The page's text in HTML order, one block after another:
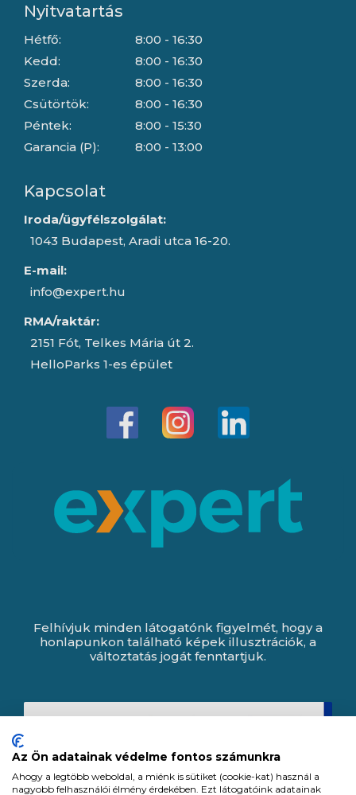
Nyitvatartás
Hétfő:
Kedd:
Szerda:
Csütörtök:
Péntek:
Garancia (P):
8:00 - 16:30
8:00 - 16:30
8:00 - 16:30
8:00 - 16:30
8:00 - 15:30
8:00 - 13:00
Kapcsolat
Iroda/ügyfélszolgálat:
1043 Budapest, Aradi utca 16-20.
E-mail:
info@expert.hu
RMA/raktár:
2151 Fót, Telkes Mária út 2.
HelloParks 1-es épület
Felhívjuk minden látogatónk figyelmét, hogy a
honlapunkon található képek illusztrációk, a
változtatás jogát fenntartjuk.
Az Ön adatainak védelme fontos számunkra
Ahogy a legtöbb weboldal, a miénk is sütiket (cookie-kat) használ a
nagyobb felhasználói élmény érdekében. Ezt látogatóink adatainak